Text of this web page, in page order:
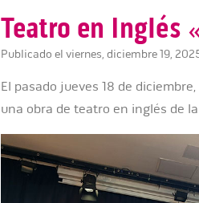
Teatro en Inglés
Publicado el viernes, diciembre 19,
El pasado jueves 18 de
una obra de teatro en inglés de